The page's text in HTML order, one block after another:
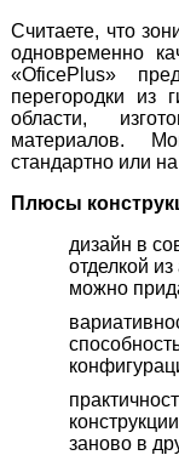
Считаете, что
одновременно
«OficePlus»
перегородки из
области,
материалов.
стандартно или
Плюсы
дизайн в
отделкой
можно
заново в